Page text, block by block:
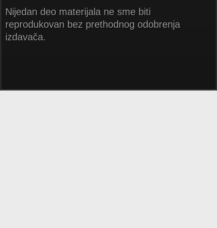
Nijedan deo materijala ne sme biti
reprodukovan bez prethodnog odobrenja
izdavača.